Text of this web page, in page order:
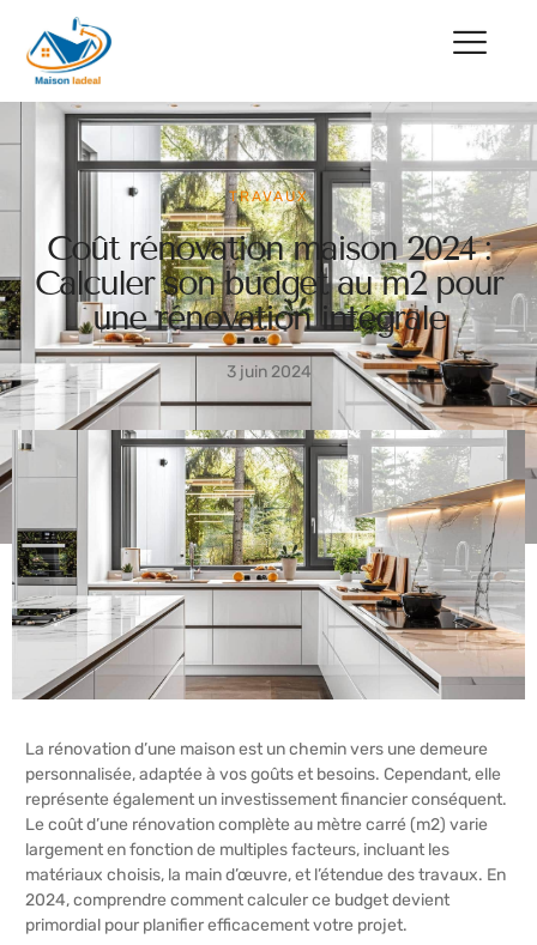
TRAVAUX
Coût rénovation maison 2024 :
Calculer son budget au m2 pour
une rénovation intégrale
3 juin 2024
La rénovation d’une maison est un chemin vers une demeure
personnalisée, adaptée à vos goûts et besoins. Cependant, elle
représente également un investissement financier conséquent.
Le coût d’une rénovation complète au mètre carré (m2) varie
largement en fonction de multiples facteurs, incluant les
matériaux choisis, la main d’œuvre, et l’étendue des travaux. En
2024, comprendre comment calculer ce budget devient
primordial pour planifier efficacement votre projet.